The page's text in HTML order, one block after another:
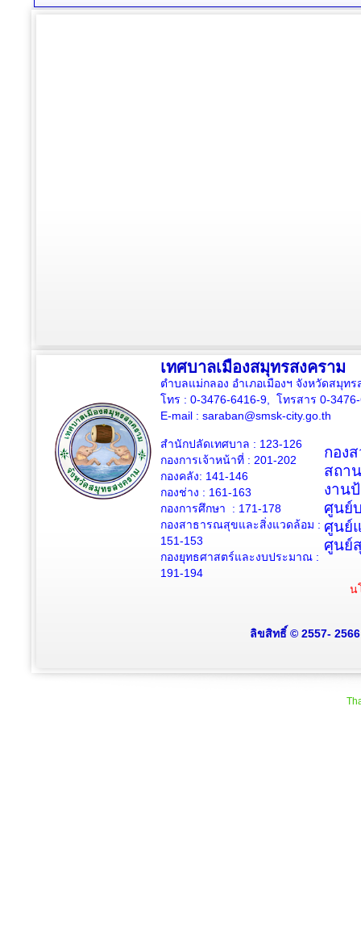
เทศบาลเมืองสมุทรสงคราม
ตำบลแม่กลอง อำเภอเมืองฯ จังหวัดสมุท
โทร : 0-3476-6416-9, โทรสาร 0-
E-mail : saraban@smsk-city.go.th
สำนักปลัดเทศบาล : 123-126
กองการเจ้าหน้าที่ : 201-202
กองคลัง: 141-146
กองช่าง : 161-163
กองการศึกษา : 171-178
กองสาธารณสุขและสิ่งแวดล้อม :
151-153
กองยุทธศาสตร์และงบประมาณ :
191-194
กอง
สถา
งาน
ศูนย์
ศูนย์
ศูนย์
น
ลิขสิทธิ์ © 2557-